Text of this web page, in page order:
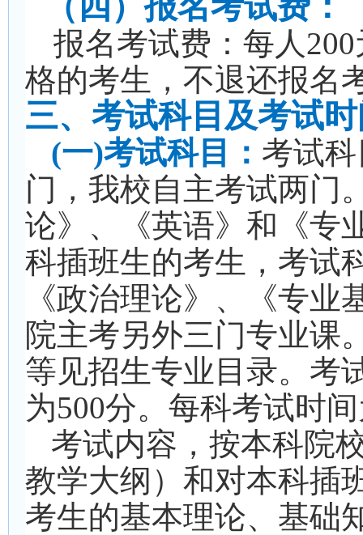
报名考试费：每人
格的考生，不退还报名
三、考试科目及考试
(一)考试科目： 考试
门，我校自主考试两门
论》、《英语》和《专
科插班生的考生，考试
《政治理论》、《专
院主考另外三门专业课
等见招生专业目录。考
为500分。每科考试时
考试内容，按本科院
教学大纲）和对本科插
考生的基本理论、基础